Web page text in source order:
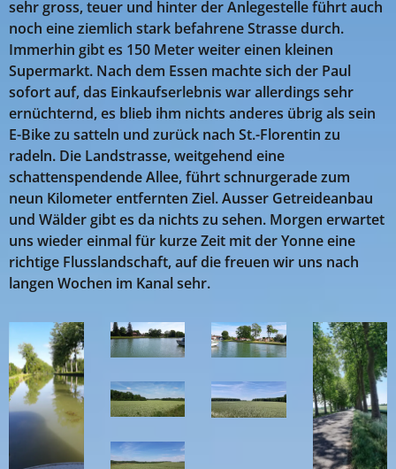
sehr gross, teuer und hinter der Anlegestelle führt auch
noch eine ziemlich stark befahrene Strasse durch.
Immerhin gibt es 150 Meter weiter einen kleinen
Supermarkt. Nach dem Essen machte sich der Paul
sofort auf, das Einkaufserlebnis war allerdings sehr
ernüchternd, es blieb ihm nichts anderes übrig als sein
E-Bike zu satteln und zurück nach St.-Florentin zu
radeln. Die Landstrasse, weitgehend eine
schattenspendende Allee, führt schnurgerade zum
neun Kilometer entfernten Ziel. Ausser Getreideanbau
und Wälder gibt es da nichts zu sehen. Morgen erwartet
uns wieder einmal für kurze Zeit mit der Yonne eine
richtige Flusslandschaft, auf die freuen wir uns nach
langen Wochen im Kanal sehr.